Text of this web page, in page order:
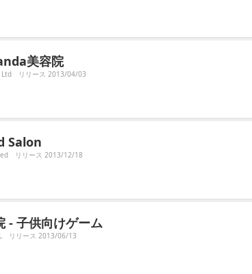
美容院
Ltd リリース 2013/04/03
Salon
リリース 2013/12/18
- 子供向けゲーム
リリース 2013/06/13